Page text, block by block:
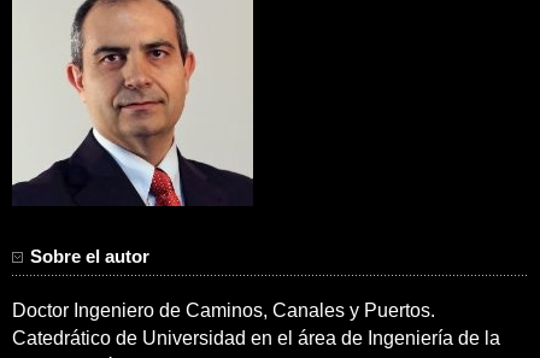
Sobre el autor
Doctor Ingeniero de Caminos, Canales y Puertos.
Catedrático de Universidad en el área de Ingeniería de la